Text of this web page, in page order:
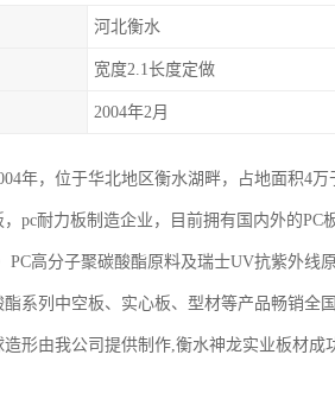
河北衡水
宽度2.1长度定做
2004年2月
年，位于华北地区衡水湖畔，占地面积4
，pc耐力板制造企业，目前拥有国内外的
）PC高分子聚碳酸酯原料及瑞士UV抗紫外
酯系列中空板、实心板、型材等产品畅销全
造形由我公司提供制作,衡水神龙实业板材成